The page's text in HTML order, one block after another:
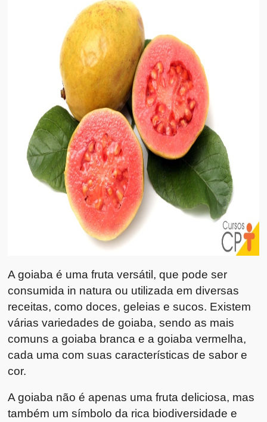
A goiaba é uma fruta versátil, que pode ser
consumida in natura ou utilizada em diversas
receitas, como doces, geleias e sucos. Existem
várias variedades de goiaba, sendo as mais
comuns a goiaba branca e a goiaba vermelha,
cada uma com suas características de sabor e
cor.
A goiaba não é apenas uma fruta deliciosa, mas
também um símbolo da rica biodiversidade e